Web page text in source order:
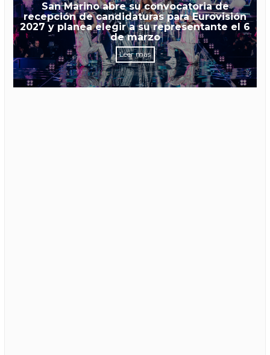
San Marino abre su convocatoria de
recepción de candidaturas para Eurovisión
2027 y planea elegir a su representante el 6
de marzo
Leer más